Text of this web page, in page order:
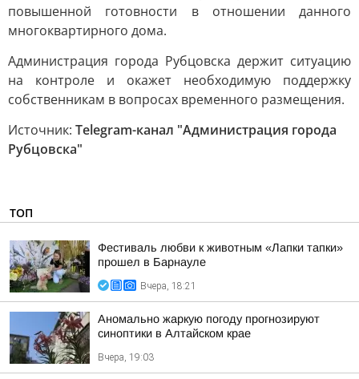
повышенной готовности в отношении данного
многоквартирного дома.
Администрация города Рубцовска держит ситуацию
на контроле и окажет необходимую поддержку
собственникам в вопросах временного размещения.
Источник: Telegram-канал "Администрация города
Рубцовска"
ТОП
Фестиваль любви к животным «Лапки тапки»
прошел в Барнауле
Вчера, 18:21
Аномально жаркую погоду прогнозируют
синоптики в Алтайском крае
Вчера, 19:03